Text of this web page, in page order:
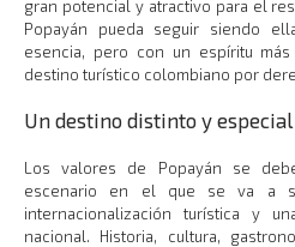
gran potencial y atractivo para el
Popayán pueda seguir siendo
esencia, pero con un espíritu
destino turístico colombiano por
Un destino distinto y especial
Los valores de Popayán se
escenario en el que se va a
internacionalización turística y
nacional. Historia, cultura,